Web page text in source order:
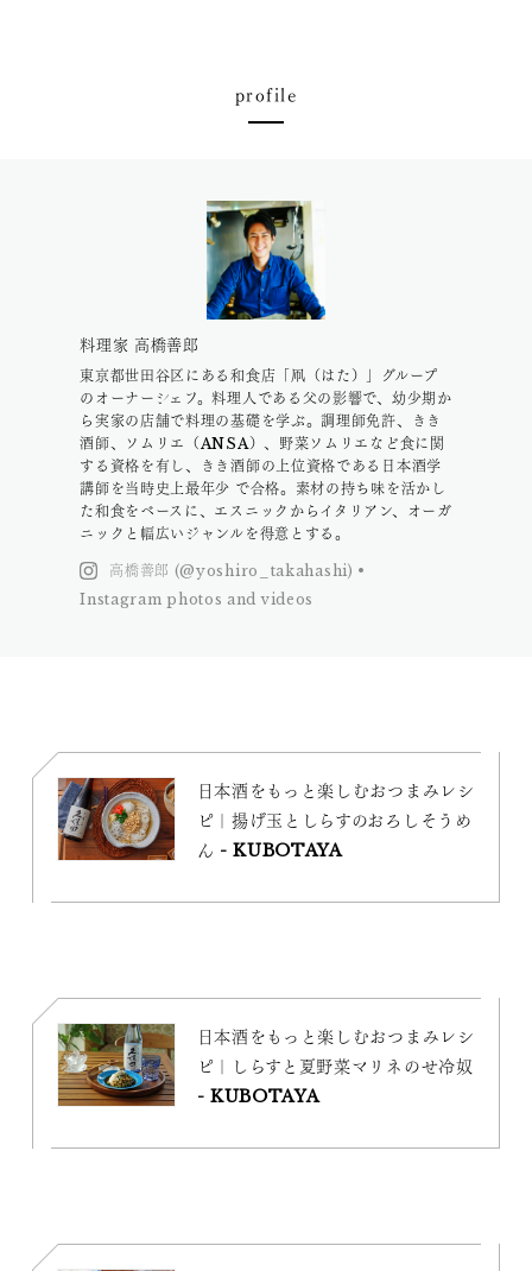
profile
料理家 高橋善郎
東京都世田谷区にある和食店「凧（はた）」グループ
のオーナーシェフ。料理人である父の影響で、幼少期か
ら実家の店舗で料理の基礎を学ぶ。調理師免許、きき
酒師、ソムリエ（ANSA）、野菜ソムリエなど食に関
する資格を有し、きき酒師の上位資格である日本酒学
講師を当時史上最年少 で合格。素材の持ち味を活かし
た和食をベースに、エスニックからイタリアン、オーガ
ニックと幅広いジャンルを得意とする。
高橋善郎 (@yoshiro_takahashi) •
Instagram photos and videos
日本酒をもっと楽しむおつまみレシ
ピ｜揚げ玉としらすのおろしそうめ
ん - KUBOTAYA
日本酒をもっと楽しむおつまみレシ
ピ｜しらすと夏野菜マリネのせ冷奴
- KUBOTAYA